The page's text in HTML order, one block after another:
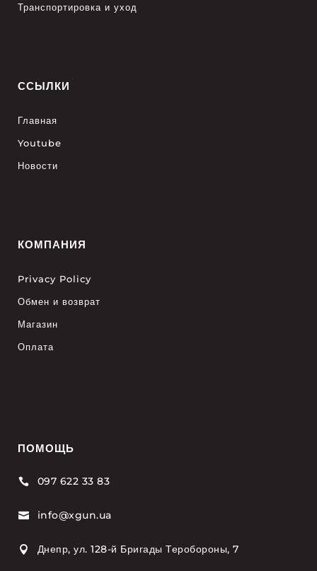
Транспортировка и уход
ССЫЛКИ
Главная
Youtube
Новости
КОМПАНИЯ
Privacy Policy
Обмен и возврат
Магазин
Оплата
ПОМОЩЬ
 097 622 33 83
 info@xgun.ua
 Днепр, ул. 128-й Бригады Теробороны, 7